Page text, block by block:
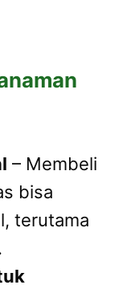
– Membeli
bisa
terutama